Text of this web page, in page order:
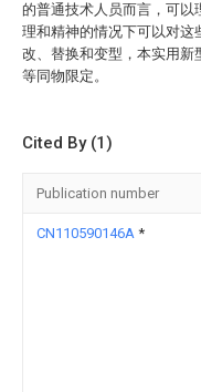
的普通技术人员而言，可
理和精神的情况下可以对这
改、替换和变型，本实用新
等同物限定。
Cited By (1)
Publication number
CN110590146A *